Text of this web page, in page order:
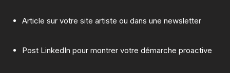
Article sur votre site artiste ou dans une newsletter
Post LinkedIn pour montrer votre démarche proactive